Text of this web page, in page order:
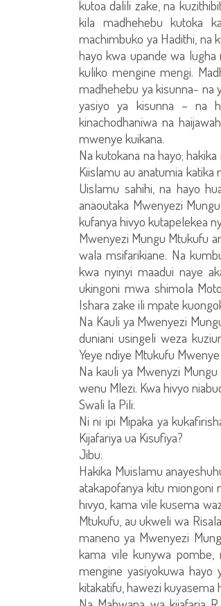
kutoa dalili zake, na
kila madhehebu kutoka
machimbuko ya Hadithi, na
hayo kwa upande wa lugha
kuliko mengine mengi.
madhehebu ya kisunna- na
yasiyo ya kisunna – na
kinachodhaniwa na
mwenye kuikana.
Na kutokana na hayo;
Kiislamu au anatumia
Uislamu sahihi, na hayo
anaoutaka Mwenyezi
kufanya hivyo kutapelekea
Mwenyezi Mungu Mtukufu
wala msifarikiane. Na
kwa nyinyi maadui naye
ukingoni mwa shimola
Ishara zake ili mpate
Na Kauli ya Mwenyezi
duniani usingeli weza
Yeye ndiye Mtukufu
Na kauli ya Mwenyzi
wenu Mlezi. Kwa hivyo
Swali la Pili:
Ni ni ipi Mipaka ya
Kijafariya ua Kisufiya?
Jibu:
Hakika Muislamu
atakapofanya kitu miongoni
hivyo, kama vile kusema
Mtukufu, au ukweli wa
maneno ya Mwenyezi
kama vile kunywa
mengine yasiyokuwa
kitakatifu, hawezi kuyasema